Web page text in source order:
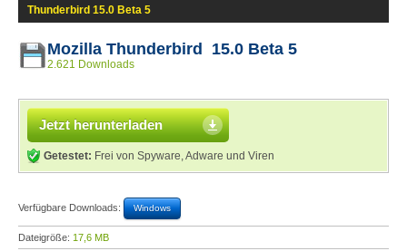
Thunderbird 15.0 Beta 5
Mozilla Thunderbird 15.0 Beta 5
2.621 Downloads
Jetzt herunterladen
Getestet: Frei von Spyware, Adware und Viren
Verfügbare Downloads: Windows
Dateigröße: 17,6 MB